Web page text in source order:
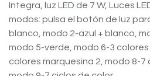
Integra, luz LED de 7 W, Luces
modos: pulsa el botón de luz
blanco, modo 2-azul + blanco,
modo 5-verde, modo 6-3
colores marquesina 2, modo 8-7